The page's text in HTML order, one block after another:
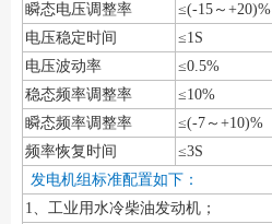
瞬态电压调整率
≤(-15～+20)%
电压稳定时间
≤1S
电压波动率
≤0.5%
稳态频率调整率
≤10%
瞬态频率调整率
≤(-7～+10)%
频率恢复时间
≤3S
发电机组标准配置如下：
1、工业用水冷柴油发动机；